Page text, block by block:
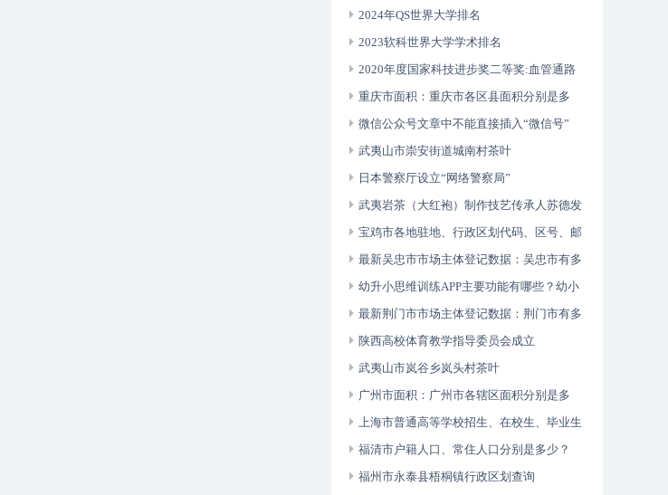
2024年QS世界大学排名
2023软科世界大学学术排名
2020年度国家科技进步奖二等奖:血管通路
数字诊疗关键技术体系建立及其临床应用
重庆市面积：重庆市各区县面积分别是多
少？
微信公众号文章中不能直接插入“微信号”
武夷山市崇安街道城南村茶叶
日本警察厅设立“网络警察局”
武夷岩茶（大红袍）制作技艺传承人苏德发
宝鸡市各地驻地、行政区划代码、区号、邮
编、面积、人口
最新吴忠市市场主体登记数据：吴忠市有多
少市场主体？
幼升小思维训练APP主要功能有哪些？幼小
衔接数学逻辑思维游戏
最新荆门市市场主体登记数据：荆门市有多
少市场主体？
陕西高校体育教学指导委员会成立
武夷山市岚谷乡岚头村茶叶
广州市面积：广州市各辖区面积分别是多
少？
上海市普通高等学校招生、在校生、毕业生
人数？
福清市户籍人口、常住人口分别是多少？
福州市永泰县梧桐镇行政区划查询